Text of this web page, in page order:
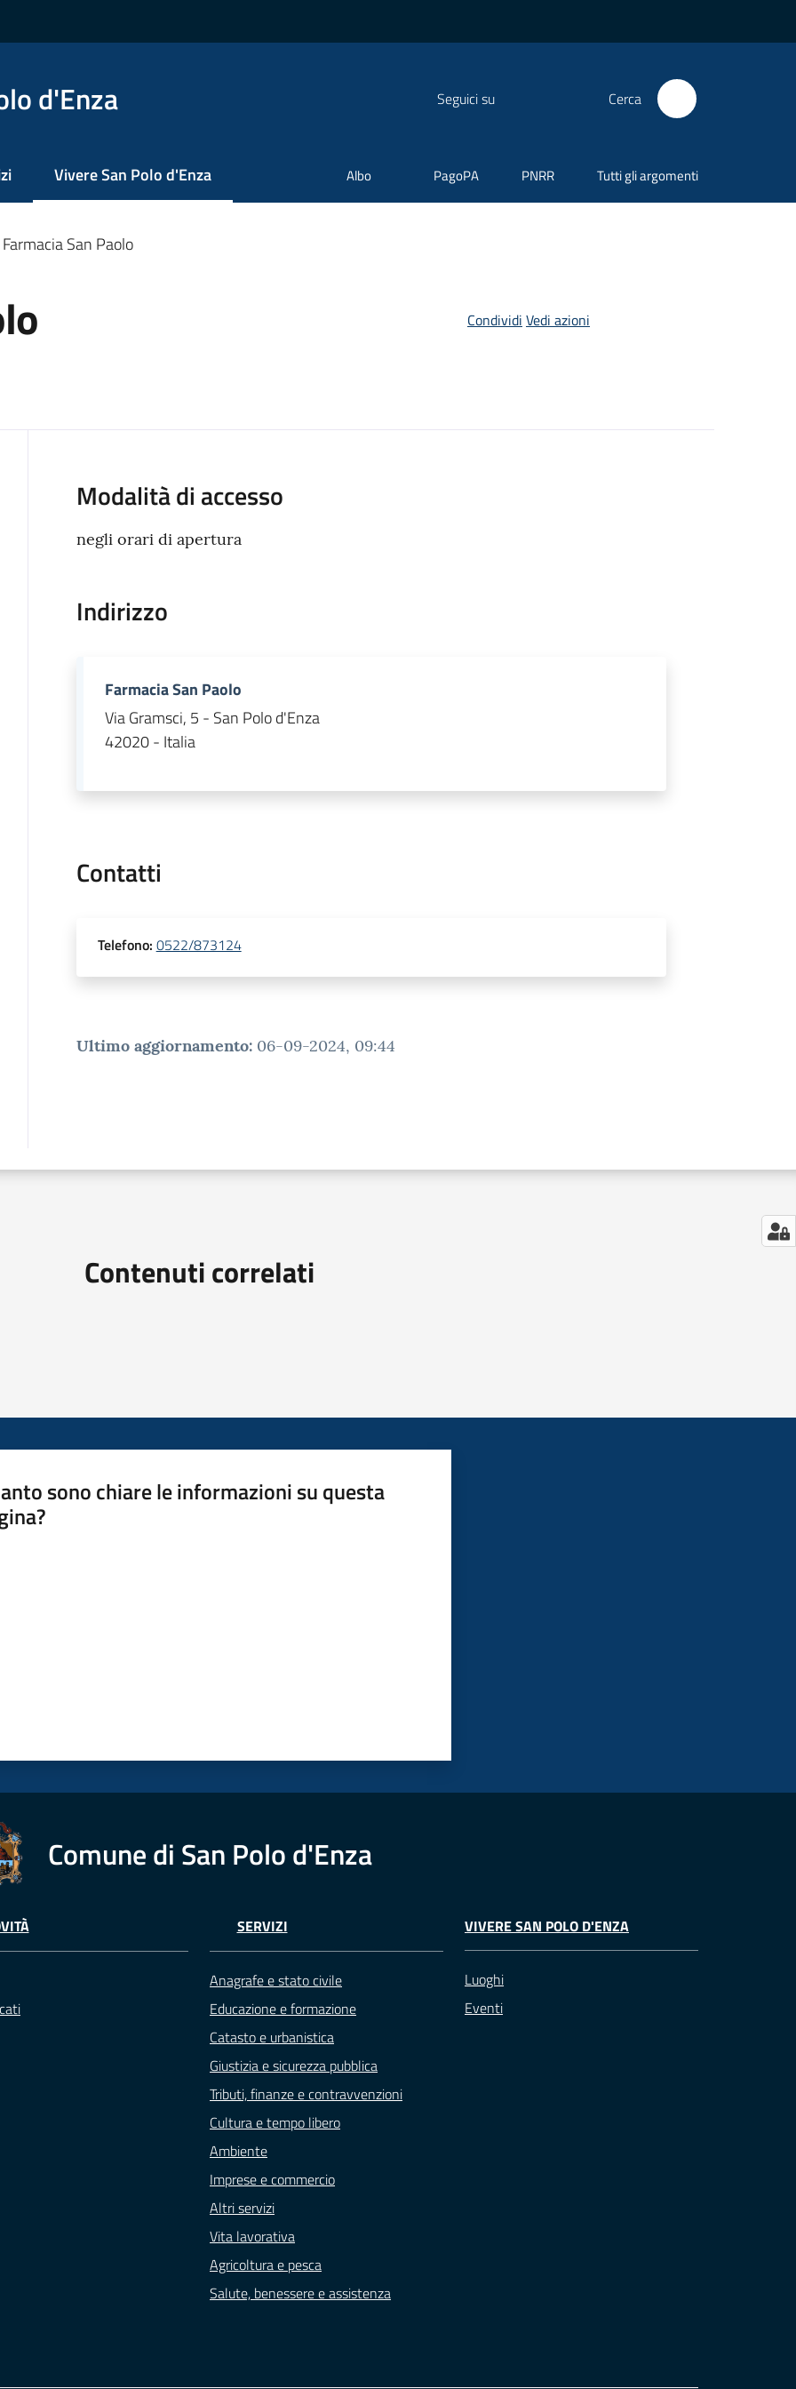
d'Enza Seguici su Cerca
Vivere San Polo d'Enza
Menu selezionato Albo PagoPA PNRR Tutti gli argomenti
Farmacia San Paolo
Condividi Vedi azioni
Modalità di accesso
negli orari di apertura
Indirizzo
Farmacia San Paolo
Via Gramsci, 5 - San Polo d'Enza
42020 - Italia
Contatti
Telefono: 0522/873124
Ultimo aggiornamento: 06-09-2024, 09:44
Contenuti correlati
sono chiare le informazioni su questa
Comune di San Polo d'Enza
SERVIZI
Anagrafe e stato civile
Educazione e formazione
Catasto e urbanistica
Giustizia e sicurezza pubblica
Tributi, finanze e contravvenzioni
Cultura e tempo libero
Ambiente
Imprese e commercio
Altri servizi
Vita lavorativa
Agricoltura e pesca
Salute, benessere e assistenza
VIVERE SAN POLO D'ENZA
Luoghi
Eventi